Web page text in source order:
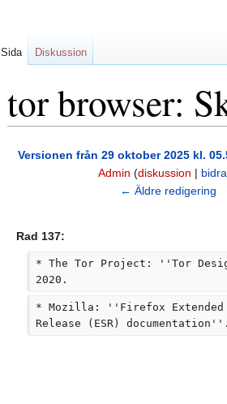
tor browser:
Hoppa
Hoppa
Versionen från 29 oktober 2025 kl.
Admin (diskussion |
e
← Äldre redigering
Rad 137:
* The Tor Project: ''Tor
2020.
* Mozilla: ''Firefox
Release (ESR)
Sida Diskussion